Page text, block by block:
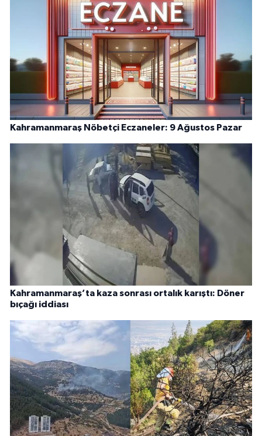
Kahramanmaraş Nöbetçi Eczaneler: 9 Ağustos Pazar
Kahramanmaraş’ta kaza sonrası ortalık karıştı: Döner
bıçağı iddiası